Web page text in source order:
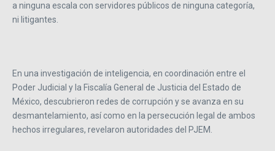
a ninguna escala con servidores públicos de ninguna categoría,
ni litigantes.
En una investigación de inteligencia, en coordinación entre el
Poder Judicial y la Fiscalía General de Justicia del Estado de
México, descubrieron redes de corrupción y se avanza en su
desmantelamiento, así como en la persecución legal de ambos
hechos irregulares, revelaron autoridades del PJEM.